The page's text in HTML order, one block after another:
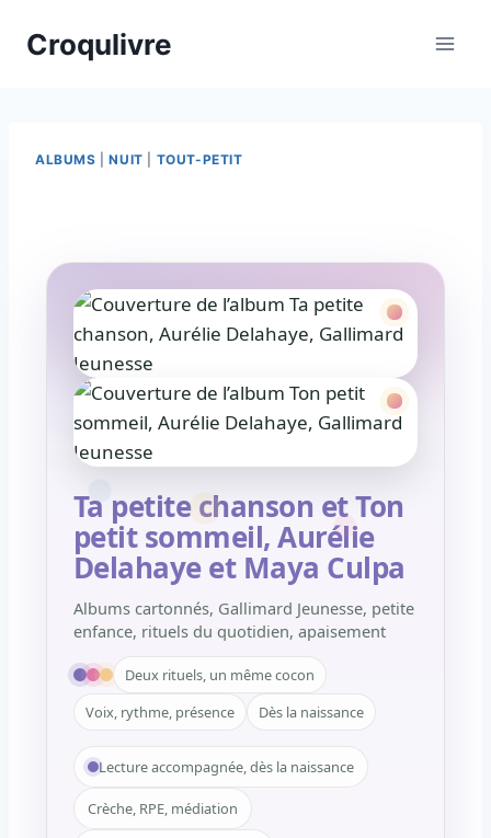
Croqulivre
ALBUMS |NUIT TOUT-PETIT
Ta petite chanson et Ton
petit sommeil, Aurélie
Delahaye et Maya Culpa
Albums cartonnés, Gallimard Jeunesse, petite
enfance, rituels du quotidien, apaisement
Deux rituels, un même cocon
Voix, rythme, présence
Dès la naissance
Lecture accompagnée, dès la naissance
Crèche, RPE, médiation